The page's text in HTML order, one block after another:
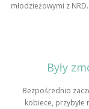
młodzieżowymi z
Były
Bezpośrednio
kobiece, przybyłe